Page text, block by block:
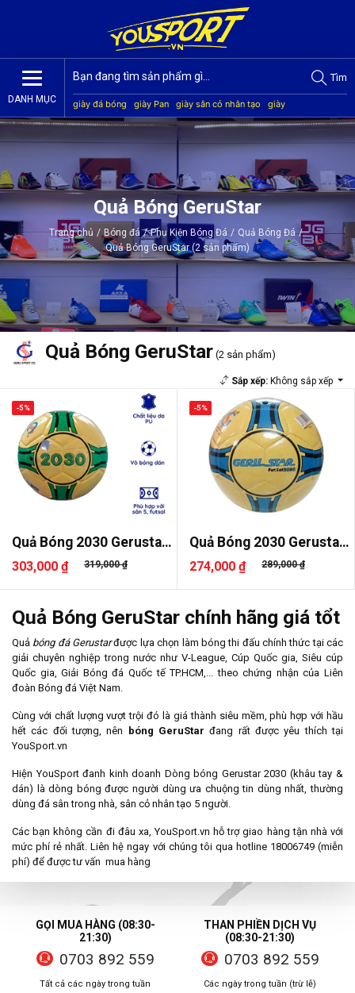
DANH MỤC
Tìm
giày đá bóng giày Pan giày sân cỏ nhân tạo
giày
Jogarbola
giày Mitre giày Akka quần áo bóng đá
giày
Quả Bóng GeruStar
Trang chủ / Bóng đá / Phụ Kiện Bóng Đá / Quả Bóng Đá /
Quả Bóng GeruStar (2 sản phẩm)
Quả Bóng GeruStar (2 sản phẩm)
Sắp xếp:Không sắp xếp
Quả Bóng 2030 Gerustar
Dán S..
303,000 ₫ 319,000 ₫
-5%
Quả Bóng 2030 Gerustar
Dán
274,000 ₫ 289,000 ₫
-5%
Quả Bóng GeruStar chính hãng giá tổt
Quả bóng đá Gerustarđược lựa chọn làm bóng thi đấu chính thức tại các
giải chuyên nghiệp trong nước như V-League, Cúp Quốc gia, Siêu cúp
Quốc gia, Giải Bóng đá Quốc tế TP.HCM,... theo chứng nhận của Liên
đoàn Bóng đá Việt Nam.
Cùng với chất lượng vượt trội đó là giá thành siêu mềm, phù hợp với hầu
hết các đối tượng, nên
bóng GeruStar đang rất được yêu thích tại
YouSport.vn
Hiện YouSport đanh kinh doanh Dòng bóng Gerustar 2030 (khâu tay &
dán) là dòng bóng được người dùng ưa chuộng tin dùng nhất, thường
dùng đá sân trong nhà, sân cỏ nhân tạo 5 người.
Các bạn không cần đi đâu xa, YouSport.vn hỗ trợ giao hàng tận nhà với
mức phí rẻ nhất. Liên hệ ngay với chúng tôi qua hotline 18006749 (miễn
phí) để được tư vấn mua hàng
GỌI MUA HÀNG (08:30-
21:30)
0703 892 559
Tất cả các ngày trong tuần
THAN PHIỀN DỊCH VỤ
(08:30-21:30)
0703 892 559
Các ngày trong tuần (trừ lễ)